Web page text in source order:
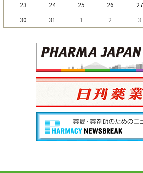
23
24 25 26 27
30
31 1 2 3